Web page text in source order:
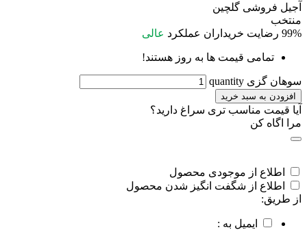
آجیل فروشی گلچین
منتخب
99% رضایت خریداران عملکرد عالی
تمامی قیمت ها به روز هستند!
سوهان گزی quantity
افزودن به سبد خرید
آیا قیمت مناسب تری سراغ دارید؟
مرا اگاه کن
اطلاع از موجودی محصول
اطلاع از شگفت انگیز شدن محصول
از طریق:
ایمیل به :